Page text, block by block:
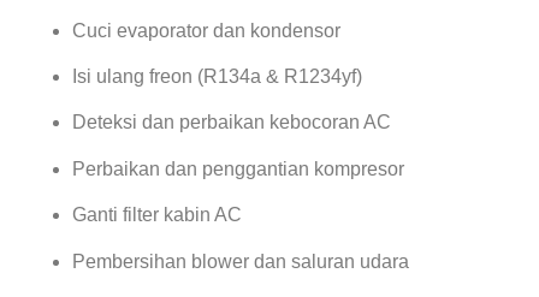
Cuci evaporator dan kondensor
Isi ulang freon (R134a & R1234yf)
Deteksi dan perbaikan kebocoran AC
Perbaikan dan penggantian kompresor
Ganti filter kabin AC
Pembersihan blower dan saluran udara